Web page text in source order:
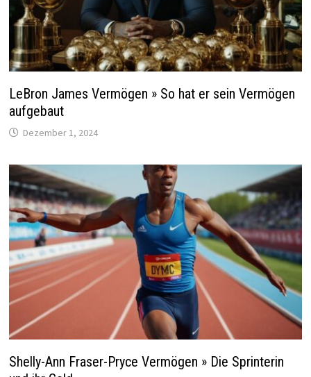
LeBron James Vermögen » So hat er sein Vermögen
aufgebaut
Dezember 1, 2024
Shelly-Ann Fraser-Pryce Vermögen » Die Sprinterin